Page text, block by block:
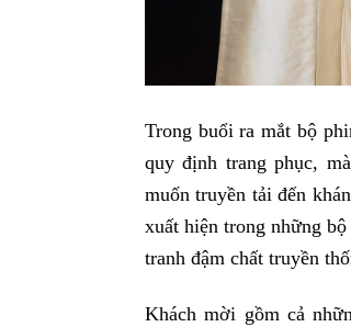
Trong buổi ra mắt bộ
quy định trang phục,
muốn truyền tải đến
xuất hiện trong những
tranh đậm chất truyền
Khách mời gồm cả